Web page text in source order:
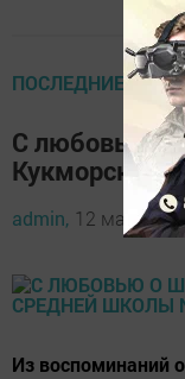
ПОСЛЕДНИЕ
С любовью о
Кукморской
admin, 12 мая
Из воспоминаний